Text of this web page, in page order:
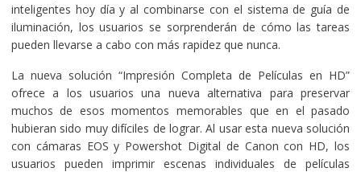
inteligentes hoy día y al combinarse con el sistema de guía de
iluminación, los usuarios se sorprenderán de cómo las tareas
pueden llevarse a cabo con más rapidez que nunca.
La nueva solución “Impresión Completa de Películas en HD”
ofrece a los usuarios una nueva alternativa para preservar
muchos de esos momentos memorables que en el pasado
hubieran sido muy difíciles de lograr. Al usar esta nueva solución
con cámaras EOS y Powershot Digital de Canon con HD, los
usuarios pueden imprimir escenas individuales de películas